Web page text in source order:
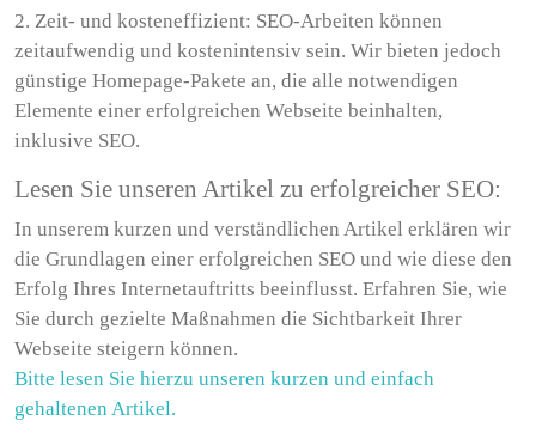
2. Zeit- und kosteneffizient: SEO-Arbeiten können
zeitaufwendig und kostenintensiv sein. Wir bieten jedoch
günstige Homepage-Pakete an, die alle notwendigen
Elemente einer erfolgreichen Webseite beinhalten,
inklusive SEO.
Lesen Sie unseren Artikel zu erfolgreicher SEO:
In unserem kurzen und verständlichen Artikel erklären wir
die Grundlagen einer erfolgreichen SEO und wie diese den
Erfolg Ihres Internetauftritts beeinflusst. Erfahren Sie, wie
Sie durch gezielte Maßnahmen die Sichtbarkeit Ihrer
Webseite steigern können.
Bitte lesen Sie hierzu unseren kurzen und einfach
gehaltenen Artikel.